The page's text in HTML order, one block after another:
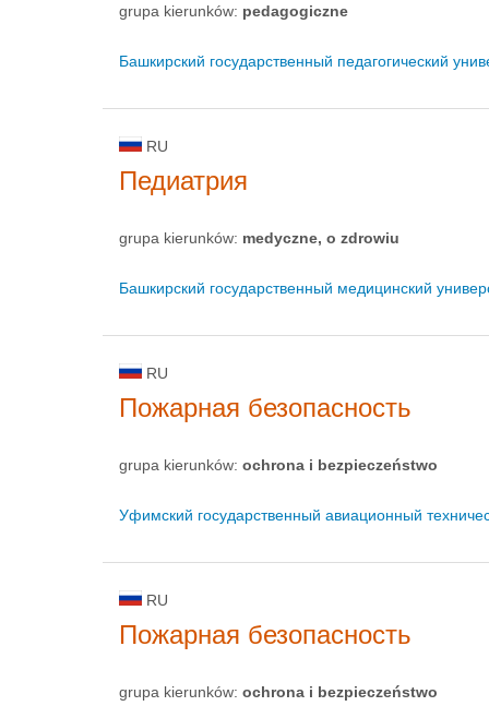
grupa kierunków: pedagogiczne
Башкирский государственный педагогический
RU
Педиатрия
grupa kierunków: medyczne, o zdrowiu
Башкирский государственный медицинский
RU
Пожарная безопасность
grupa kierunków: ochrona i bezpieczeństwo
Уфимский государственный авиационный
RU
Пожарная безопасность
grupa kierunków: ochrona i bezpieczeństwo